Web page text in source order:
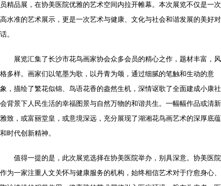
员精品展，在协美医院优雅的艺术空间内拉开帷幕。本次展览不仅是一次
高水准的艺术展示，更是一次艺术与健康、文化与社会和谐发展的美好对
话。
展览汇集了长沙市花鸟画家协会众多会员的精心之作，题材丰富，风
格多样。画家们以笔墨为歌，以丹青为颂，通过细腻的笔触和生动的意
象，描绘了繁花似锦、鸟语花香的盎然生机，深情讴歌了全面建成小康社
会背景下人民生活的幸福图景与自然万物的和谐共生。一幅幅作品或清新
雅致，或富丽堂皇，或意境深远，充分展现了湖湘花鸟画艺术的深厚底蕴
和时代创新精神。
值得一提的是，此次展览选择在协美医院举办，别具深意。协美医院
作为一家注重人文关怀与健康服务的机构，始终相信艺术对于疗愈身心、